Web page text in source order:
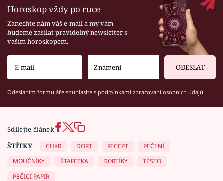
Horoskop vždy po ruce
Zanechte nám váš e-mail a my vám
budeme zasílat pravidelný newsletter s
vaším horoskopem.
ODESLAT
Odesláním formuláře souhlasíte s podmínkami zpracování osobních údajů
Sdílejte článek
ŠTÍTKY
CUKR DORT RECEPT
PEČENÍ
MOUČNÍKY
ŠTAFETKA DORTÍKY
TĚSTO
PEČICÍ PAPÍR